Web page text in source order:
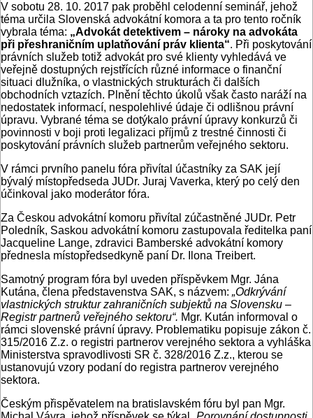
V sobotu 28. 10. 2017 pak proběhl celodenní seminář, jehož
téma určila Slovenská advokátní komora a ta pro tento ročník
vybrala téma: „Advokát detektivem – nároky na advokáta
při přeshraničním uplatňování práv klienta“. Při poskytování
právních služeb totiž advokát pro své klienty vyhledává ve
veřejně dostupných rejstřících různé informace o finanční
situaci dlužníka, o vlastnických strukturách či dalších
obchodních vztazích. Plnění těchto úkolů však často naráží na
nedostatek informací, nespolehlivé údaje či odlišnou právní
úpravu. Vybrané téma se dotýkalo právní úpravy konkurzů či
povinnosti v boji proti legalizaci příjmů z trestné činnosti či
poskytování právních služeb partnerům veřejného sektoru.
V rámci prvního panelu fóra přivítal účastníky za SAK její
bývalý místopředseda JUDr. Juraj Vaverka, který po celý den
účinkoval jako moderátor fóra.
Za Českou advokátní komoru přivítal zúčastněné JUDr. Petr
Poledník, Saskou advokátní komoru zastupovala ředitelka paní
Jacqueline Lange, zdravici Bamberské advokátní komory
přednesla místopředsedkyně paní Dr. Ilona Treibert.
Samotný program fóra byl uveden příspěvkem Mgr. Jána
Kutána, člena představenstva SAK, s názvem: „Odkrývání
vlastnických struktur zahraničních subjektů na Slovensku –
Registr partnerů veřejného sektoru“. Mgr. Kután informoval o
rámci slovenské právní úpravy. Problematiku popisuje zákon č.
315/2016 Z.z. o registri partnerov verejného sektora a vyhláška
Ministerstva spravodlivosti SR č. 328/2016 Z.z., kterou se
ustanovujú vzory podaní do registra partnerov verejného
sektora.
Českým přispěvatelem na bratislavském fóru byl pan Mgr.